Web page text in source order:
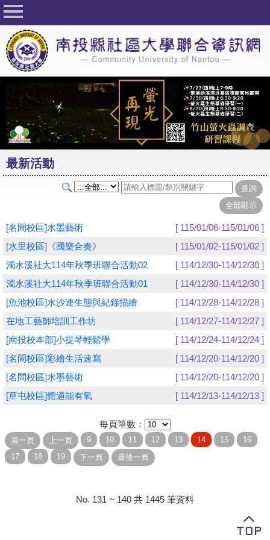
回首頁
關於社大
公佈欄
行事曆
最新活動
活動花絮
課程一覽表
志工與社團
友站連結
網路選課
學員專區
教師專區
評委專區
最新活動
[名間校區]水墨藝術
[ 115/01/06-115/01/06 ]
[水里校區]《國樂合奏》
[ 115/01/02-115/01/02 ]
濁水溪社大114年秋季班聯合活動02
[ 114/12/30-114/12/30 ]
濁水溪社大114年秋季班聯合活動01
[ 114/12/30-114/12/30 ]
[魚池校區]水沙連生態與紀錄描繪
[ 114/12/28-114/12/28 ]
在地工藝師培訓工作坊
[ 114/12/27-114/12/27 ]
[南投校本部]小提琴輕鬆學
[ 114/12/24-114/12/24 ]
[名間校區]彩繪生活速寫
[ 114/12/20-114/12/20 ]
[名間校區]水墨藝術
[ 114/12/20-114/12/20 ]
[草屯校區]體適能有氧
[ 114/12/13-114/12/13 ]
每頁筆數：
No. 131 ~ 140 共 1445 筆資料